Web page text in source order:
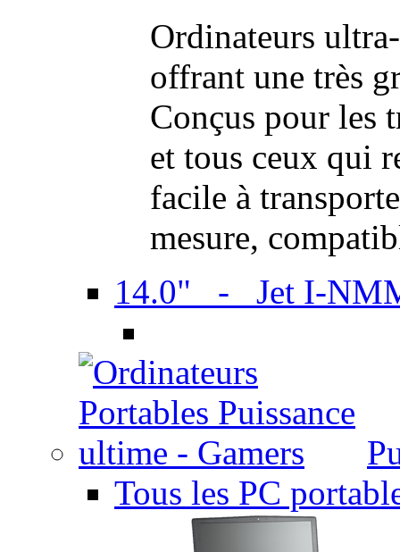
Ordinateurs
offrant une très
Conçus pour les
et tous ceux qui
facile à
mesure,
14.0" - Jet I-
Tous les PC